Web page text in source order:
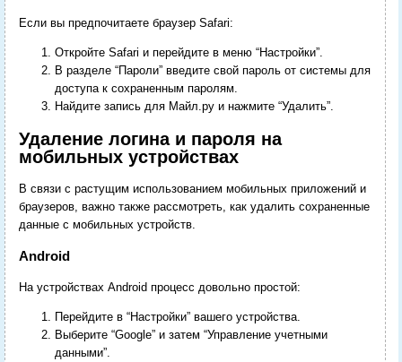
Если вы предпочитаете браузер Safari:
Откройте Safari и перейдите в меню “Настройки”.
В разделе “Пароли” введите свой пароль от системы для
доступа к сохраненным паролям.
Найдите запись для Майл.ру и нажмите “Удалить”.
Удаление логина и пароля на
мобильных устройствах
В связи с растущим использованием мобильных приложений и
браузеров, важно также рассмотреть, как удалить сохраненные
данные с мобильных устройств.
Android
На устройствах Android процесс довольно простой:
Перейдите в “Настройки” вашего устройства.
Выберите “Google” и затем “Управление учетными
данными”.